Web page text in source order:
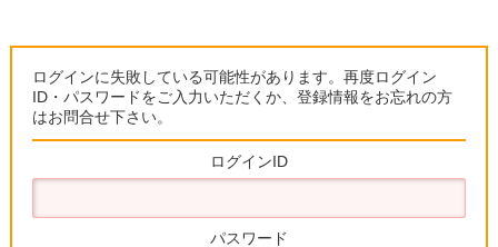
ログインに失敗している可能性があります。再度ログイン
ID・パスワードをご入力いただくか、登録情報をお忘れの方
はお問合せ下さい。
ログインID
パスワード